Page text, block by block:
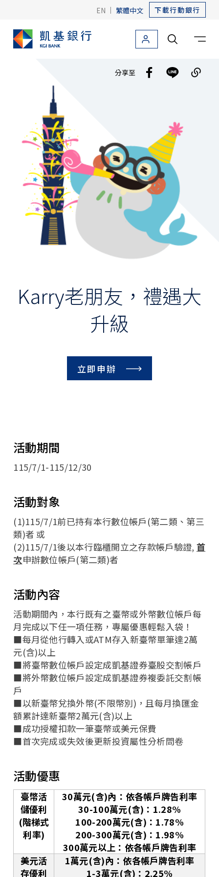
EN | 繁體中文 下載行動銀行
關於凱基 友善金融 海外據點
個人金融首頁
貸款
外匯
投資理財
財富管理
集團成員
Karry老朋友，禮遇大
升級
立即申辦
分享至
活動期間
115/7/1-115/12/30
活動對象
(1)115/7/1前已持有本行數位帳戶(第二類、第三
類)者 或
(2)115/7/1後以本行臨櫃開立之存款帳戶驗證, 首
次申辦數位帳戶(第二類)者
活動內容
活動期間內，本行既有之臺幣或外幣數位帳戶每
月完成以下任一項任務，專屬優惠輕鬆入袋！
■每月從他行轉入或ATM存入新臺幣單筆達2萬
元(含)以上
■將臺幣數位帳戶設定成凱基證券臺股交割帳戶
■將外幣數位帳戶設定成凱基證券複委託交割帳
戶
■以新臺幣兌換外幣(不限幣別)，且每月換匯金
額累計達新臺幣2萬元(含)以上
■成功授權扣款一筆臺幣或美元保費
■首次完成或失效後更新投資屬性分析問卷
活動優惠
臺幣活
儲優利
(階梯式
利率)
30萬元(含)內：依各帳戶牌告利率
30-100萬元(含)：1.28%
100-200萬元(含)：1.78%
200-300萬元(含)：1.98%
300萬元以上：依各帳戶牌告利率
美元活
存優利
1萬元(含)內：依各帳戶牌告利率
1-3萬元(含)：2.25%